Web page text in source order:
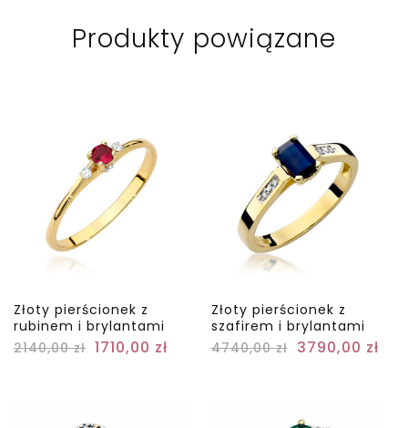
Produkty powiązane
Złoty pierścionek z
rubinem i brylantami
2140,00zł 1710,00 zł
Złoty pierścionek z
szafirem i brylantami
4740,00zł 3790,00 zł